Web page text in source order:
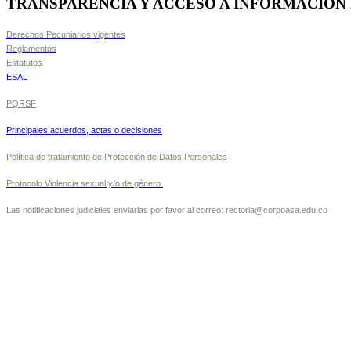
Derechos Pecuniarios vigentes
Reglamentos
Estatutos
ESAL
PQRSF
Principales acuerdos, actas o decisiones
Política de tratamiento de Protección de Datos Personales
Protocolo Violencia sexual y/o de género
Las notificaciones judiciales enviarlas por favor al correo: rectoria@corpoasa.edu.co